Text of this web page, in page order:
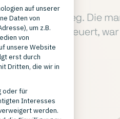
stieg. Die
zentral steuert,